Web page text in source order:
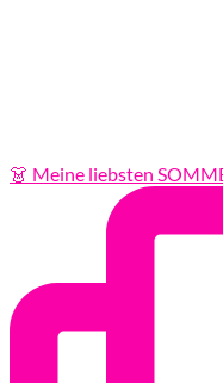
👗 Meine liebsten